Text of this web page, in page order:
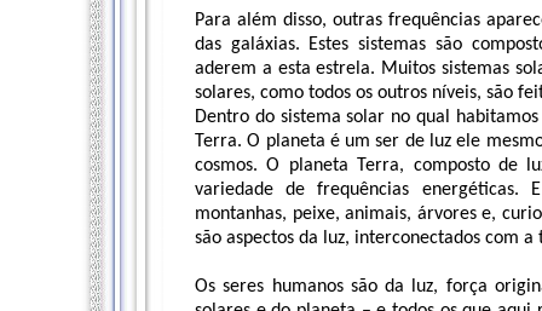
Para além disso, outras frequências
das galáxias. Estes sistemas são
aderem a esta estrela. Muitos sistemas
solares, como todos os outros níveis, são
Dentro do sistema solar no qual
Terra. O planeta é um ser de luz ele
cosmos. O planeta Terra, composto de
variedade de frequências energéticas.
montanhas, peixe, animais, árvores e,
são aspectos da luz, interconectados com
Os seres humanos são da luz, força